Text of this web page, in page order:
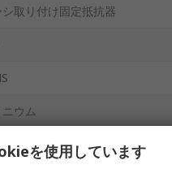
シ取り付け固定抵抗器
ウム
°C を使用しています